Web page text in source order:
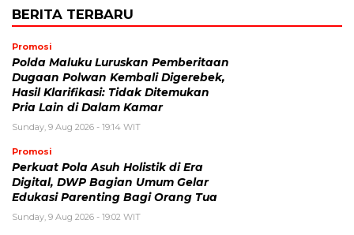
BERITA TERBARU
Promosi
Polda Maluku Luruskan Pemberitaan
Dugaan Polwan Kembali Digerebek,
Hasil Klarifikasi: Tidak Ditemukan
Pria Lain di Dalam Kamar
Sunday, 9 Aug 2026 - 19:14 WIT
Promosi
Perkuat Pola Asuh Holistik di Era
Digital, DWP Bagian Umum Gelar
Edukasi Parenting Bagi Orang Tua
Sunday, 9 Aug 2026 - 19:02 WIT